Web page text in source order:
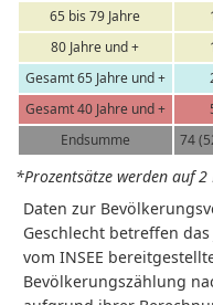
65 bis 79 Jahre
80 Jahre und +
Gesamt 65 Jahre und +
Gesamt 40 Jahre und +
Endsumme
74
*Prozentsätze werden auf
Daten zur
Geschlecht betreffen
vom INSEE
Bevölkerungszählung